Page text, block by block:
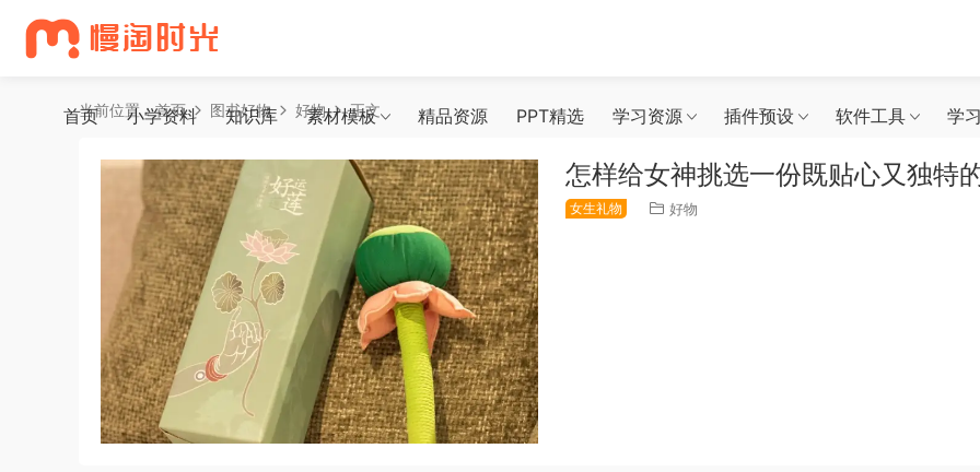
首页 小学资料 知识库 素材模板 精品资源 PPT精选 学习资源 插件预设 软件工具 学
当前位置：首页 图书好物 好物 正文
怎样给女神挑选一份既贴心又独特
女生礼物 好物